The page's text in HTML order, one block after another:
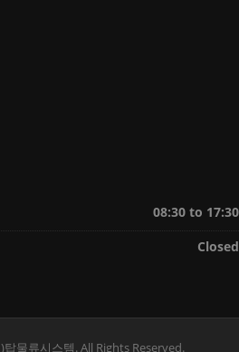
08:30 to 17:30
Closed
물류시스템. All Rights Reserved.